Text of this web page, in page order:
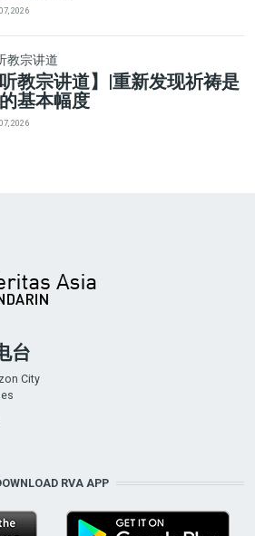
2026
教宗讲道
听教宗讲道】|重新发现祈祷是
基本幅度
2026
台
City
RVA APP